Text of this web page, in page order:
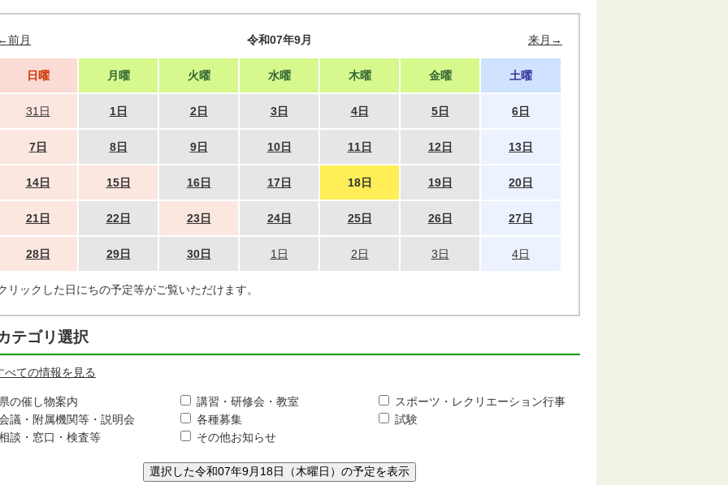
←前月 令和07年9月 来月→
日曜 月曜 火曜 水曜 木曜 金曜 土曜
31日 1日 2日 3日 4日 5日 6日
7日 8日 9日 10日 11日 12日 13日
14日 15日 16日 17日 18日 19日 20日
21日 22日 23日 24日 25日 26日 27日
28日 29日 30日 1日 2日 3日 4日
リックした日にちの予定等がご覧いただけます。
テゴリ選択
べての情報を見る
県の催し物案内 講習・研修会・教室
スポーツ・レクリエーション行事
議・附属機関等・説明会
各種募集
試験
談・窓口・検査等
その他お知らせ
選択した令和07年9月18日（木曜日）の予定を表示